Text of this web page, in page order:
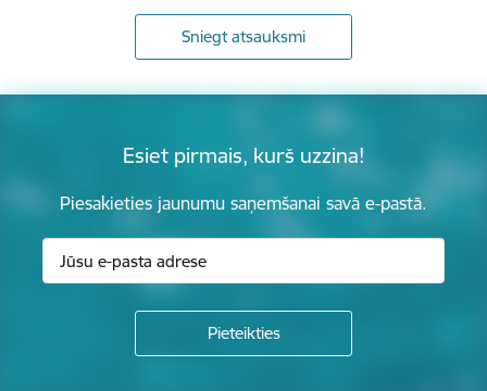
Sniegt atsauksmi
Esiet pirmais, kurš uzzina!
Piesakieties jaunumu saņemšanai savā e-pastā.